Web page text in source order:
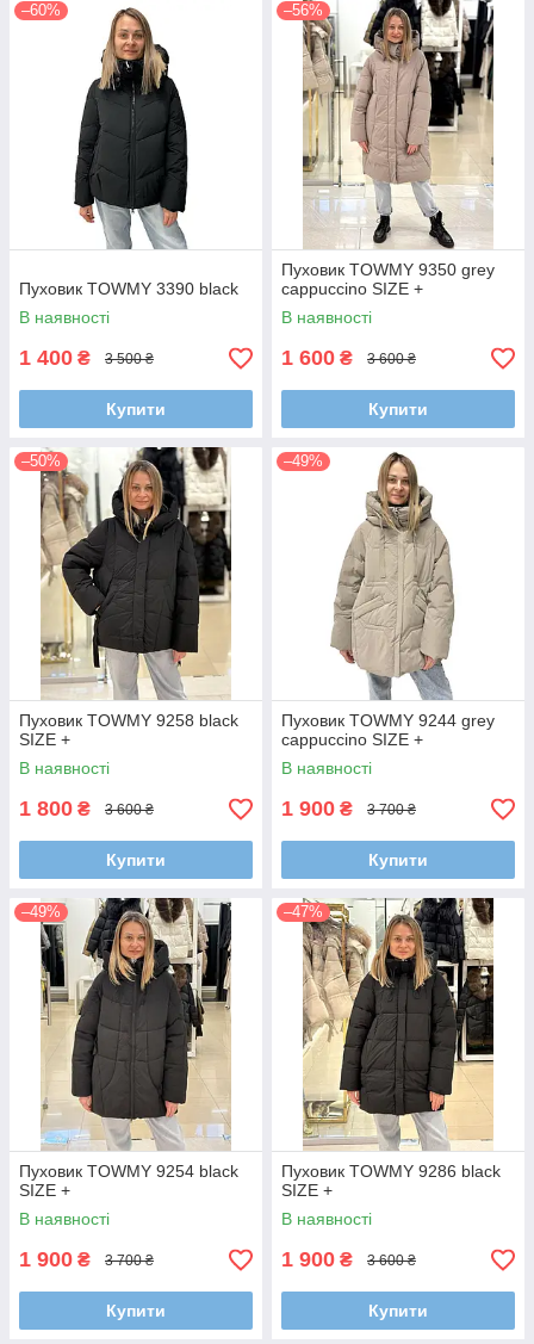
–60%
Пуховик TOWMY 3390 black
В наявності
1 400 ₴ 3 500 ₴
Купити
–56%
Пуховик TOWMY 9350 grey
cappuccino SIZE +
В наявності
1 600 ₴ 3 600 ₴
Купити
–50%
Пуховик TOWMY 9258 black
SIZE +
В наявності
1 800 ₴ 3 600 ₴
Купити
–49%
Пуховик TOWMY 9244 grey
cappuccino SIZE +
В наявності
1 900 ₴ 3 700 ₴
Купити
–49%
Пуховик TOWMY 9254 black
SIZE +
В наявності
1 900 ₴ 3 700 ₴
Купити
–47%
Пуховик TOWMY 9286 black
SIZE +
В наявності
1 900 ₴ 3 600 ₴
Купити